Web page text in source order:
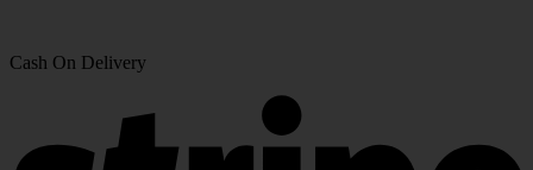
Cash On Delivery